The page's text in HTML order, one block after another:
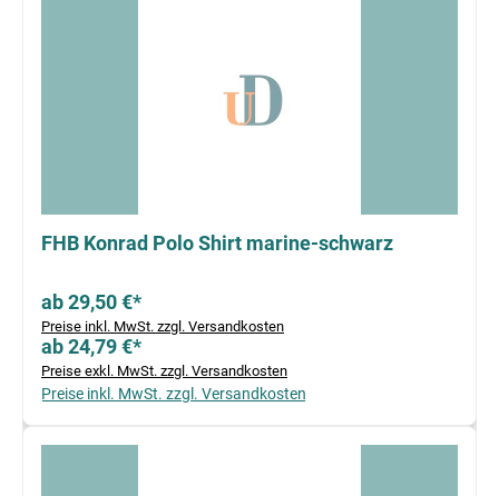
FHB Konrad Polo Shirt marine-schwarz
ab 29,50 €*
Preise inkl. MwSt. zzgl. Versandkosten
ab 24,79 €*
Preise exkl. MwSt. zzgl. Versandkosten
Preise inkl. MwSt. zzgl. Versandkosten